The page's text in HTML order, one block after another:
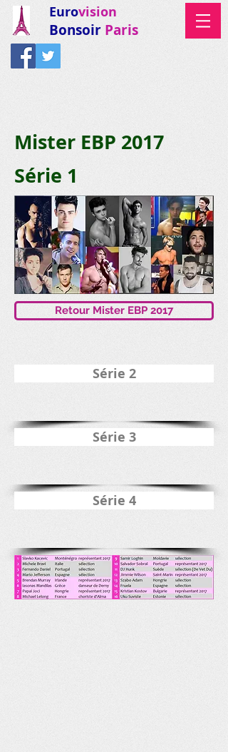
Eurovision
Bonsoir Paris
Mister EBP 2017
Série 1
Retour Mister EBP 2017
Série 2
Série 3
Série 4